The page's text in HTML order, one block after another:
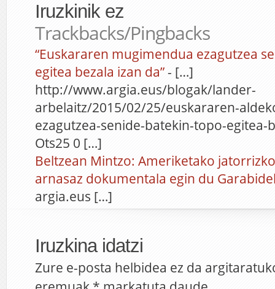
Iruzkinik ez
Trackbacks/Pingbacks
“Euskararen mugimendua ezagutzea
egitea bezala izan da”- […]
http://www.argia.eus/blogak/lander-
arbelaitz/2015/02/25/euskararen-
ezagutzea-senide-batekin-topo-egitea-
Ots25 0 […]
Beltzean Mintzo: Ameriketako
arnasaz dokumentala egin du
argia.eus […]
Iruzkina idatzi
Zure e-posta helbidea ez da